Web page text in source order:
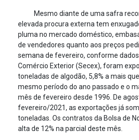
Mesmo diante de uma safra
elevada procura externa tem
pluma no mercado doméstico,
de vendedores quanto aos preços
semana de fevereiro, conforme
Comércio Exterior (Secex), foram
toneladas de algodão, 5,8% a mais
mesmo período do ano passado e o
mês de fevereiro desde 1996. De
fevereiro/2021, as exportações já
toneladas. Os contratos da Bolsa de
alta de 12% na parcial deste mês.